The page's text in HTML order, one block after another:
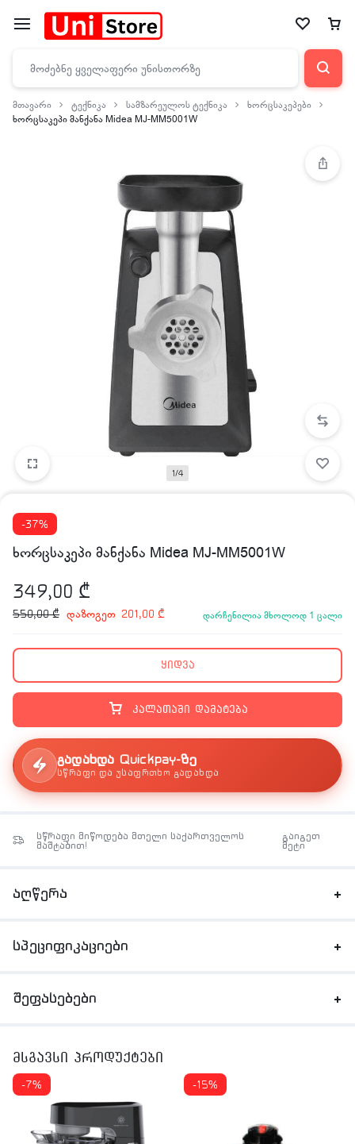
მთავარი ტექნიკა სამზარეულოს ტექნიკა
ხორცსაკეპები
ხორცსაკეპი მანქანა Midea MJ-MM5001W
1/4
-37%
ხორცსაკეპი მანქანა Midea MJ-MM5001W
349,00 ₾
550,00₾ დაზოგეთ 201,00 ₾ დარჩენილია მხოლოდ 1 ცალი
კალათაში დამატება
ყიდვა
გადახდა Quickpay-ზე
სწრაფი და უსაფრთხო გადახდა
სწრაფი მიწოდება მთელი საქართველოს
მაშტაბით!
გაიგეთ
მეტი
აღწერა
სპეციფიკაციები
შეფასებები
მსგავსი პროდუქტები
-7% -15%